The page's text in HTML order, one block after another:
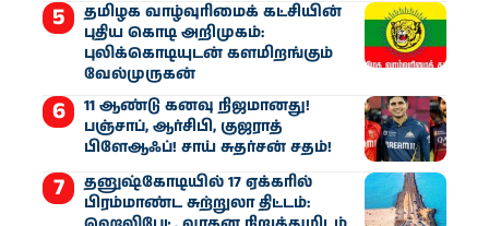
தமிழக வாழ்வுரிமைக் கட்சியின்
புதிய கொடி அறிமுகம்:
புலிக்கொடியுடன் களமிறங்கும்
வேல்முருகன்
11 ஆண்டு கனவு நிஜமானது!
பஞ்சாப், ஆர்சிபி, குஜராத்
பிளேஆஃப்! சாய் சுதர்சன் சதம்!
தனுஷ்கோடியில் 17 ஏக்கரில்
பிரம்மாண்ட சுற்றுலா திட்டம்: